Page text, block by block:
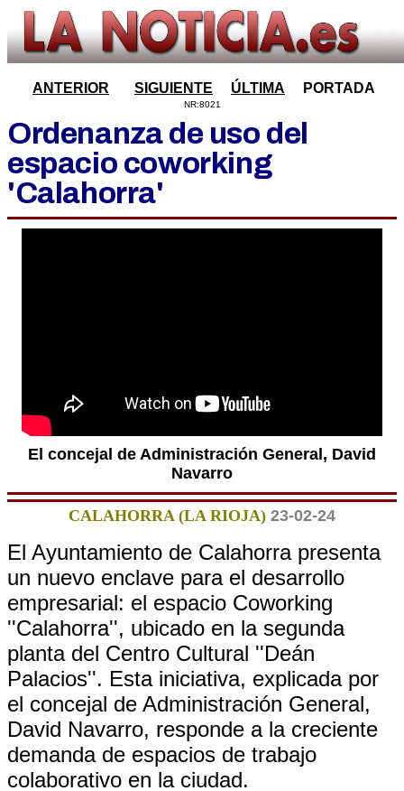
ANTERIOR SIGUIENTE ÚLTIMA PORTADA
NR:8021
Ordenanza de uso del
espacio coworking
'Calahorra'
El concejal de Administración General, David
Navarro
CALAHORRA (LA RIOJA) 23-02-24
El Ayuntamiento de Calahorra presenta
un nuevo enclave para el desarrollo
empresarial: el espacio Coworking
''Calahorra'', ubicado en la segunda
planta del Centro Cultural ''Deán
Palacios''. Esta iniciativa, explicada por
el concejal de Administración General,
David Navarro, responde a la creciente
demanda de espacios de trabajo
colaborativo en la ciudad.